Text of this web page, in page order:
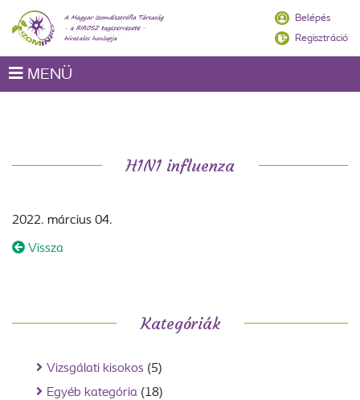
Belépés
Regisztráció
MENÜ
Kategóriák
Vizsgálati kisokos (5)
Egyéb kategória (18)
H1N1 influenza
2022. március 04.
Vissza